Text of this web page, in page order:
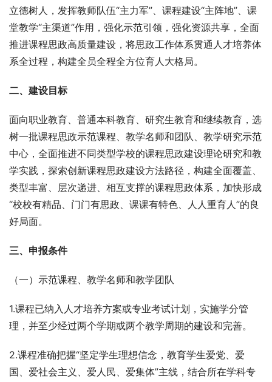
立德树人，发挥教师队伍“主力军”、课程建设“主阵地”、课
堂教学“主渠道”作用，强化示范引领，强化资源共享，全面
推进课程思政高质量建设，将思政工作体系贯通人才培养体
系全过程，构建全员全程全方位育人大格局。
二、建设目标
面向职业教育、普通本科教育、研究生教育和继续教育，选
树一批课程思政示范课程、教学名师和团队、教学研究示范
中心，全面推进不同类型学校的课程思政建设理论研究和教
学实践，探索创新课程思政建设方法路径，构建全面覆盖、
类型丰富、层次递进、相互支撑的课程思政体系，加快形成
“校校有精品、门门有思政、课课有特色、人人重育人”的良
好局面。
三、申报条件
（一）示范课程、教学名师和教学团队
1.课程已纳入人才培养方案或专业考试计划，实施学分管
理，并至少经过两个学期或两个教学周期的建设和完善。
2.课程准确把握“坚定学生理想信念，教育学生爱党、爱
国、爱社会主义、爱人民、爱集体”主线，结合所在学科专